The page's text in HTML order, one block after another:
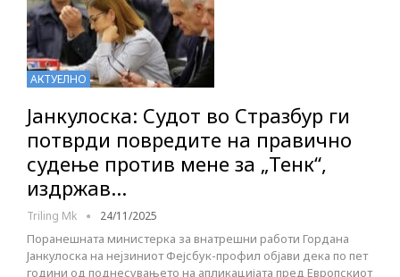
АКТУЕЛНО
Јанкулоска: Судот во Стразбур ги
потврди повредите на правично
судење против мене за „Тенк“,
издржав…
Triling Mk 24/11/2025
Поранешната министерка за внатрешни работи Гордана
Јанкулоска на неjзиниот Фејсбук-профил објави дека по пет
години од поднесувањето на апликацијата пред Европскиот